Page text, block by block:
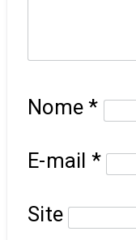
Nome*
E-mail *
Site